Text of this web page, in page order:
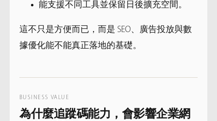
能支援不同工具並保留日後擴充空間。
這不只是方便而已，而是 SEO、廣告投放與數
據優化能不能真正落地的基礎。
BUSINESS VALUE
為什麼追蹤碼能力，會影響企業網